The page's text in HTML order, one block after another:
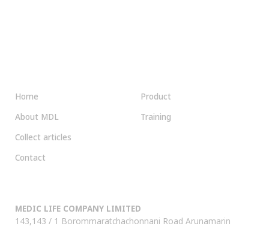
Home
About MDL
Collect articles
Contact
Product
Training
MEDIC LIFE COMPANY LIMITED
143,143 / 1 Borommaratchachonnani Road Arunamarin